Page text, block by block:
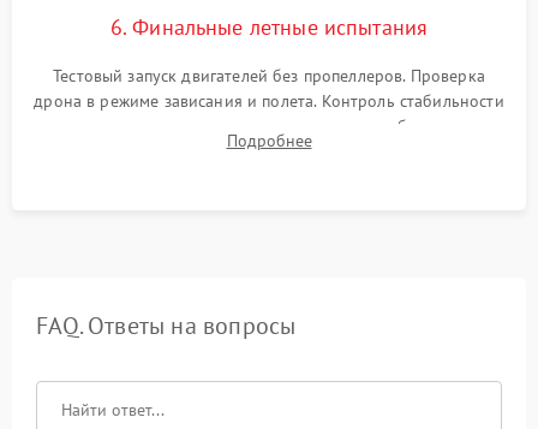
6. Финальные летные испытания
Тестовый запуск двигателей без пропеллеров. Проверка
дрона в режиме зависания и полета. Контроль стабильности
удержания точки, качества передачи видео, работы системы
возврата домой (RTH) и дальности радиосвязи.
Подробнее
FAQ. Ответы на вопросы